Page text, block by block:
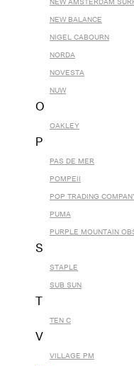
NEW AMSTERDAM
NEW BALANCE
NIGEL CABOURN
NORDA
NOVESTA
NUW
O
OAKLEY
P
PAS DE MER
POMPEII
POP TRADING
PUMA
PURPLE MOUNTAIN
S
STAPLE
SUB SUN
TEN C
V
VILLAGE PM